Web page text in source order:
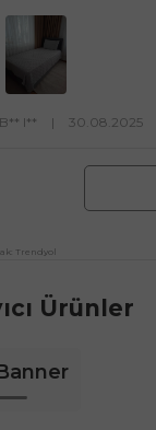
B** I** | 30.08.2025
Trendyol
Ürünler